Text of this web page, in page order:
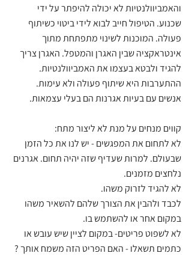
והאמביוולנטיות לא יכולה להיפתר על ידי
שכנוע. הטיפול חייב לבוא לידי ביטוי כשיתוף
פעולה. המוכנות לשינוי מתפתחת מתוך
אינטראקציה שבין האגרן והמטפל. האגרן צריך
להגיד ולבטא בעצמו את האמביוולנטיות.
ההתערבות היא שיתוף פעולה ולא עימות.
אנשים עם בעיות אגרנות הם בעלי עצמאות.
קווים מנחים על מנת לא ליצור מתח:
לא לתחום את המפגשים - יש לנו את כל הזמן
שבעולם. למרות שעדיף שזה יהיה תחום. אגרנים
נלחצים מזמנים.
לא להגיד לזרוק משהו.
לכבד ולהבין את הצורך שלהם להשאיר משהו
במקום אחר או להשתמש בו.
לא לשפוט פריטים- במקום לציין שיש עובש או
כתמים תשאלו - האם הפריט הזה משמח אותך ?